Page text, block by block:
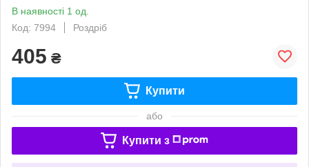
В наявності 1 од.
Код: 7994
Роздріб
405 ₴
Купити
або
Купити з